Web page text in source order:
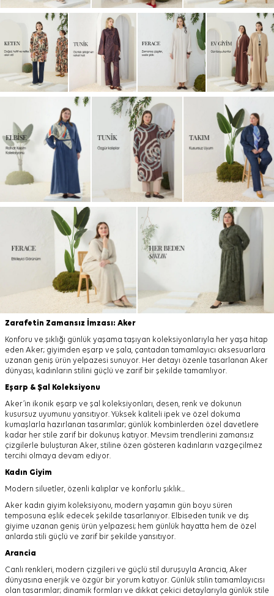
Zarafetin Zamansız İmzası: Aker
Konforu ve şıklığı günlük yaşama taşıyan koleksiyonlarıyla her yaşa hitap
eden Aker; giyimden eşarp ve şala, çantadan tamamlayıcı aksesuarlara
uzanan geniş ürün yelpazesi sunuyor. Her detayı özenle tasarlanan Aker
dünyası, kadınların stilini güçlü ve zarif bir şekilde tamamlıyor.
Eşarp & Şal Koleksiyonu
Aker’in ikonik eşarp ve şal koleksiyonları, desen, renk ve dokunun
kusursuz uyumunu yansıtıyor. Yüksek kaliteli ipek ve özel dokuma
kumaşlarla hazırlanan tasarımlar; günlük kombinlerden özel davetlere
kadar her stile zarif bir dokunuş katıyor. Mevsim trendlerini zamansız
çizgilerle buluşturan Aker, stiline özen gösteren kadınların vazgeçilmez
tercihi olmaya devam ediyor.
Kadın Giyim
Modern siluetler, özenli kalıplar ve konforlu şıklık...
Aker kadın giyim koleksiyonu, modern yaşamın gün boyu süren
temposuna eşlik edecek şekilde tasarlanıyor. Elbiseden tunik ve dış
giyime uzanan geniş ürün yelpazesi; hem günlük hayatta hem de özel
anlarda stili güçlü ve zarif bir şekilde yansıtıyor.
Arancia
Canlı renkleri, modern çizgileri ve güçlü stil duruşuyla Arancia, Aker
dünyasına enerjik ve özgür bir yorum katıyor. Günlük stilin tamamlayıcısı
olan tasarımlar; dinamik formları ve dikkat çekici detaylarıyla günlük stile